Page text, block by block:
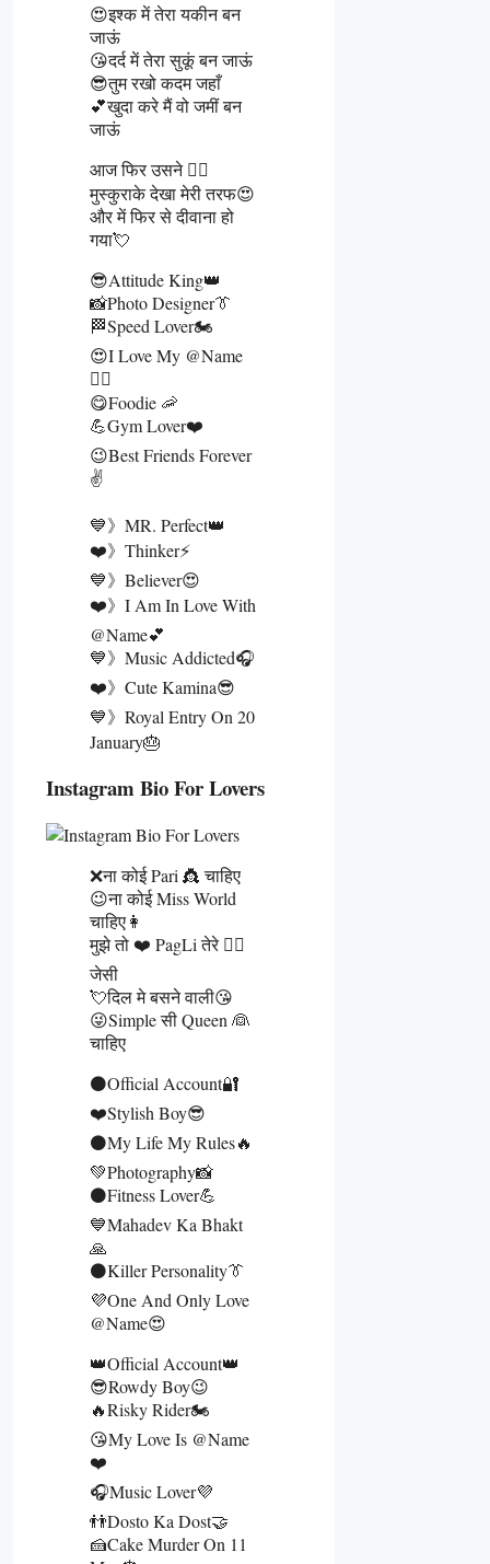
😍इश्क में तेरा यकीन बन
जाऊं
😘दर्द में तेरा सुकूं बन जाऊं
😎तुम रखो कदम जहाँ
💕खुदा करे मैं वो जमीं बन
जाऊं
आज फिर उसने 👰‍♀️
मुस्कुराके देखा मेरी तरफ😍
और में फिर से दीवाना हो
गया💘
😎Attitude King👑
📸Photo Designer👔
🏁Speed Lover🏍
😍I Love My @name
👰‍♀️
😋Foodie 🦐
💪Gym Lover❤️
😉Best Friends Forever
✌️
💙》MR. Perfect👑
❤️》Thinker⚡
💙》Believer😍
❤️》I Am In Love With
@name💕
💙》Music Addicted🎧
❤️》Cute Kamina😎
💙》Royal Entry On 20
January🎂
Instagram Bio For Lovers
❌ना कोई Pari 👸 चाहिए
😉ना कोई Miss World
चाहिए👩
मुझे तो ❤️ PagLi तेरे 👰‍♀️
जेसी
💘दिल मे बसने वाली😘
😜Simple सी Queen 👰
चाहिए
⚫Official Account🔐
❤️Stylish Boy😎
⚫My Life My Rules🔥
💚Photography📸
⚫Fitness Lover💪
💙Mahadev Ka Bhakt
🙏
⚫Killer Personality👔
💜One And Only Love
@name😍
👑Official Account👑
😎Rowdy Boy😉
🔥Risky Rider🏍️
😘My Love Is @name
❤️
🎧Music Lover💜
👬Dosto Ka Dost🤝
🍰Cake Murder On 11